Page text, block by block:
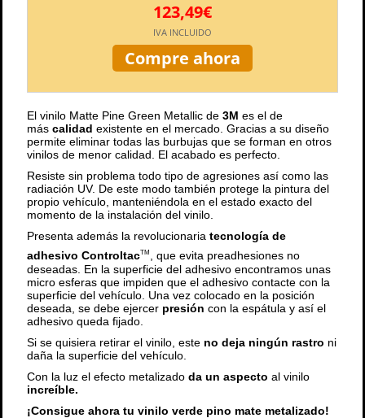
123,49€
IVA INCLUIDO
Compre ahora
El vinilo Matte Pine Green Metallic de 3M es el de
más calidad existente en el mercado. Gracias a su diseño
permite eliminar todas las burbujas que se forman en otros
vinilos de menor calidad. El acabado es perfecto.
Resiste sin problema todo tipo de agresiones así como las
radiación UV. De este modo también protege la pintura del
propio vehículo, manteniéndola en el estado exacto del
momento de la instalación del vinilo.
Presenta además la revolucionaria tecnología de
adhesivo ControltacTM
, que evita preadhesiones no
deseadas. En la superficie del adhesivo encontramos unas
micro esferas que impiden que el adhesivo contacte con la
superficie del vehículo. Una vez colocado en la posición
deseada, se debe ejercer presión con la espátula y así el
adhesivo queda fijado.
Si se quisiera retirar el vinilo, este no deja ningún rastro ni
daña la superficie del vehículo.
Con la luz el efecto metalizado da un aspecto al vinilo
increíble.
¡Consigue ahora tu vinilo verde pino mate metalizado!